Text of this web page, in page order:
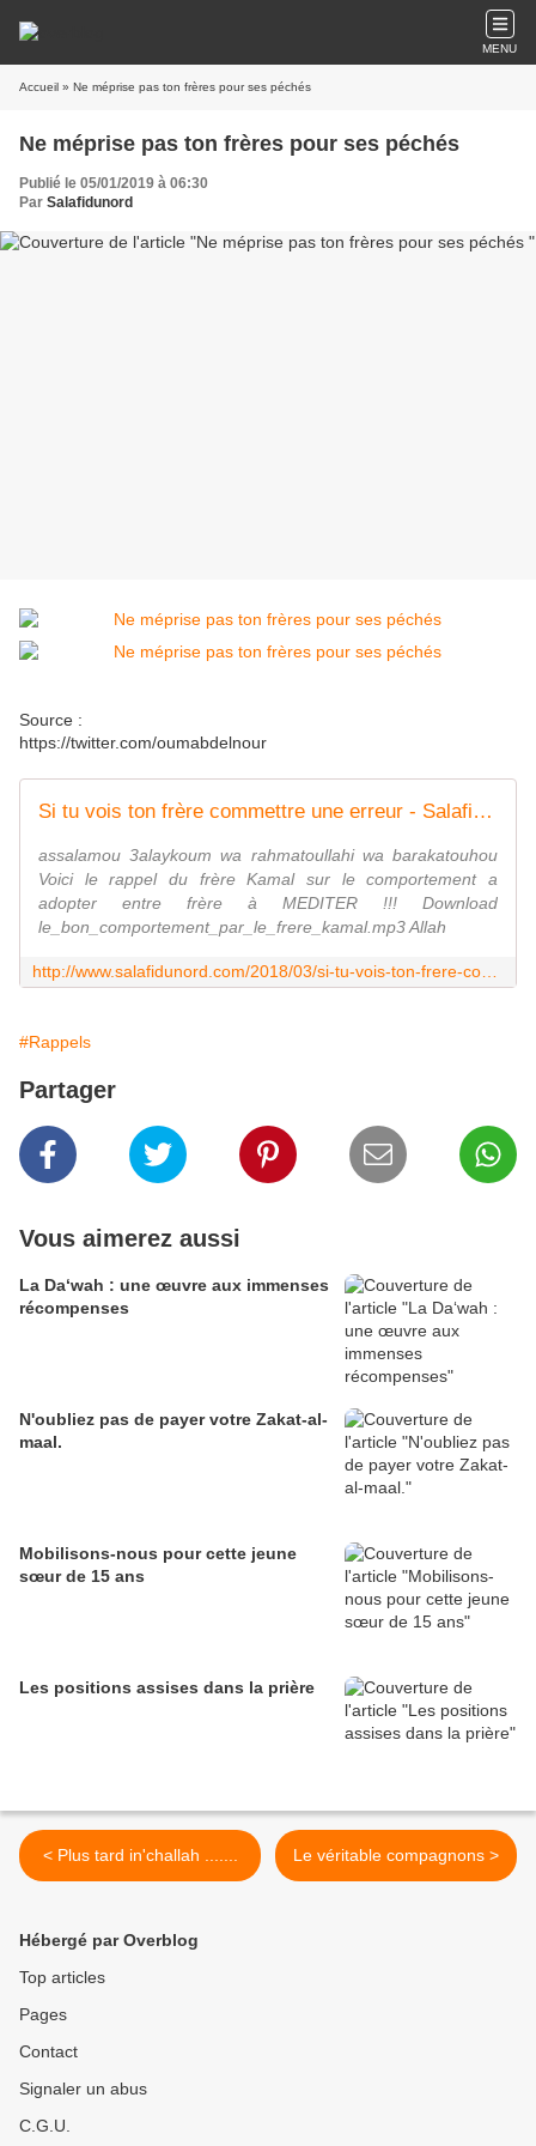
MENU
Accueil » Ne méprise pas ton frères pour ses péchés
Ne méprise pas ton frères pour ses péchés
Publié le 05/01/2019 à 06:30
Par Salafidunord
Source :
https://twitter.com/oumabdelnour
Si tu vois ton frère commettre une erreur - Salafidunord
assalamou 3alaykoum wa rahmatoullahi wa barakatouhou
Voici le rappel du frère Kamal sur le comportement a
adopter entre frère à MEDITER !!! Download
le_bon_comportement_par_le_frere_kamal.mp3 Allah
#Rappels
Partager
Vous aimerez aussi
La Da‘wah : une œuvre aux immenses
récompenses
N'oubliez pas de payer votre Zakat-al-
maal.
Mobilisons-nous pour cette jeune
sœur de 15 ans
Les positions assises dans la prière
< Plus tard in'challah ....... Le véritable compagnons >
Hébergé par Overblog
Top articles
Pages
Contact
Signaler un abus
C.G.U.